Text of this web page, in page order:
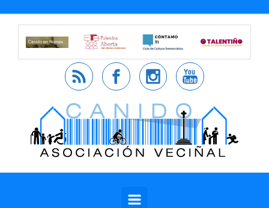
Saltar al contenido principal